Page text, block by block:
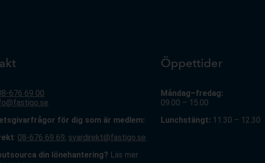
676 69 00
för dig som är medlem:
: 08-676 69 69, svardirekt@fastigo.se
din lönehantering? Läs mer
Öppettider
Måndag–fredag:
09.00 – 15.00
Lunchstängt: 11.30 – 12.30